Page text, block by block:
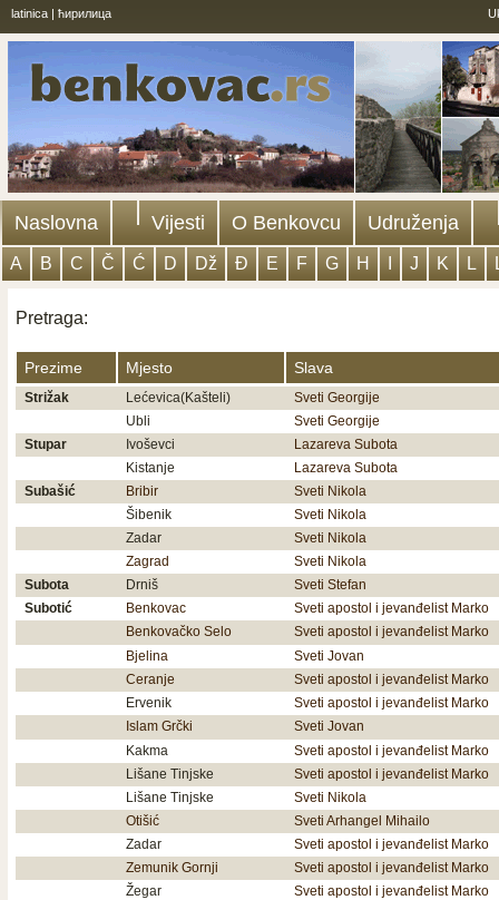
latinica | ћирилица
Naslovna Vijesti O Benkovcu Udruženja
A B C Č Ć D Dž Đ E F G H J K L
Pretraga:
Prezime Mjesto Slava
Strižak Lećevica(Kašteli)
Sveti Georgije
Ubli
Sveti Georgije
Stupar
Ivoševci
Lazareva Subota
Kistanje
Lazareva Subota
Subašić
Bribir
Sveti Nikola
Šibenik
Sveti Nikola
Zadar
Sveti Nikola
Zagrad
Sveti Nikola
Subota
Drniš
Sveti Stefan
Subotić
Benkovac
Sveti apostol i jevanđelist Marko
Benkovačko Selo
Sveti apostol i jevanđelist Marko
Bjelina
Sveti Jovan
Ceranje
Sveti apostol i jevanđelist Marko
Ervenik
Sveti apostol i jevanđelist Marko
Islam Grčki
Sveti Jovan
Kakma
Sveti apostol i jevanđelist Marko
Lišane Tinjske
Sveti apostol i jevanđelist Marko
Lišane Tinjske
Sveti Nikola
Otišić
Sveti Arhangel Mihailo
Zadar
Sveti apostol i jevanđelist Marko
Zemunik Gornji
Sveti apostol i jevanđelist Marko
Žegar
Sveti apostol i jevanđelist Marko